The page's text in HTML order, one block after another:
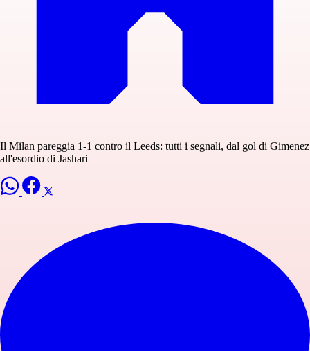
Il Milan pareggia 1-1 contro il Leeds: tutti i segnali, dal gol di Gimenez
all'esordio di Jashari